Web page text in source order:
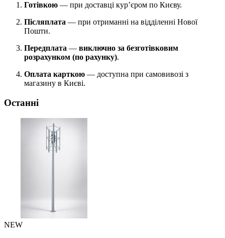
Готівкою — при доставці кур’єром по Києву.
Післяплата — при отриманні на відділенні Нової
Пошти.
Передплата — виключно за безготівковим
розрахунком (по рахунку).
Оплата карткою — доступна при самовивозі з
магазину в Києві.
Останні
NEW